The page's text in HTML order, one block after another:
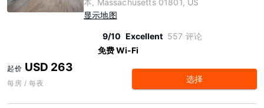
本, Massachusetts 01801, US
显示地图
9/10 Excellent 557 评论
免费 Wi-Fi
起价 USD 263
每房 / 每夜 选择